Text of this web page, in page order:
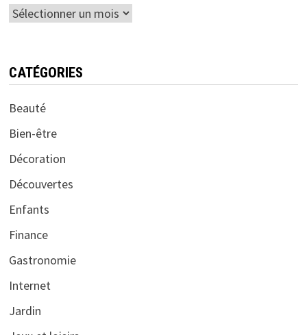
Archives
CATÉGORIES
Beauté
Bien-être
Décoration
Découvertes
Enfants
Finance
Gastronomie
Internet
Jardin